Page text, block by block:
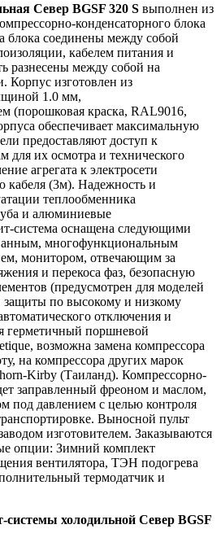
Север BGSF 320 S выполнен из
конденсаторного блока
блока соединены между собой
кабелем питания и
разнесены между собой на
Корпус изготовлен из
1.0 мм,
(порошковая краска, RAL9016,
обеспечивает максимальную
предоставляют доступ к
для их осмотра и технического
агрегата к электросети
кабеля (3м). Надежность и
теплообменника
и алюминиевые
система оснащена следующими
многофункциональным
монитором, отвечающим за
и перекоса фаз, безопасную
(предусмотрен для моделей
защиты по высокому и низкому
отключения и
герметичный поршневой
возможна замена компрессора
на компрессора других марок
Kirby (Таиланд). Компрессорно-
заправленный фреоном и маслом,
под давлением с целью контроля
Выносной пульт
изготовителем. Заказываются
опции: Зимний комплект
вентилятора, ТЭН подогрева
термодатчик и
холодильной Север BGSF